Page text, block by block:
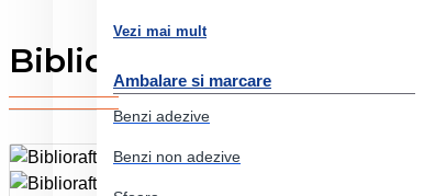
Vezi mai mult
Ambalare si marcare
Benzi adezive
Benzi non adezive
Biblioraft plastifiat 5cm